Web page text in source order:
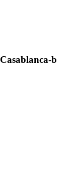
Casablanca-b